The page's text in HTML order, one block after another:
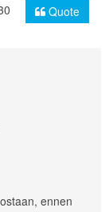
Quote
ennen